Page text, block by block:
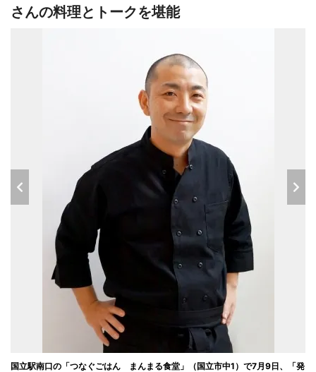
さんの料理とトークを堪能
国立駅南口の「つなぐごはん まんまる食堂」（国立市中1）で7月9日、「発